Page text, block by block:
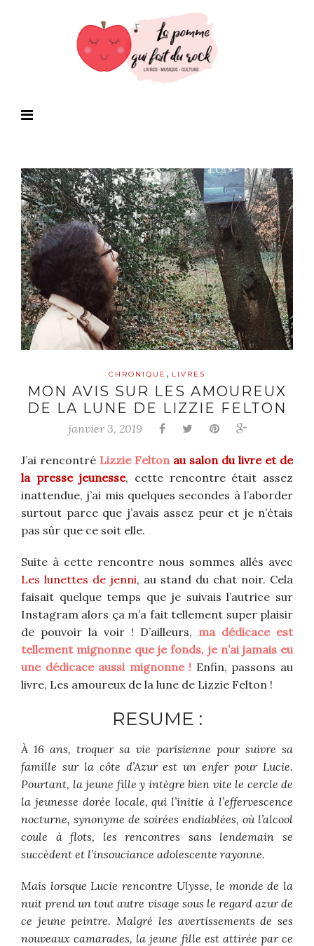
CHRONIQUE , LIVRES
MON AVIS SUR LES AMOUREUX
DE LA LUNE DE LIZZIE FELTON
janvier 3, 2019
J’ai rencontré Lizzie Felton au salon du livre et de
la presse jeunesse, cette rencontre était assez
inattendue, j’ai mis quelques secondes à l’aborder
surtout parce que j’avais assez peur et je n’étais
pas sûr que ce soit elle.
Suite à cette rencontre nous sommes allés avec
Les lunettes de jenni, au stand du chat noir. Cela
faisait quelque temps que je suivais l’autrice sur
Instagram alors ça m’a fait tellement super plaisir
de pouvoir la voir ! D’ailleurs, ma dédicace est
tellement mignonne que je fonds, je n’ai jamais eu
une dédicace aussi mignonne ! Enfin, passons au
livre, Les amoureux de la lune de Lizzie Felton !
RESUME :
À 16 ans, troquer sa vie parisienne pour suivre sa
famille sur la côte d’Azur est un enfer pour Lucie.
Pourtant, la jeune fille y intègre bien vite le cercle de
la jeunesse dorée locale, qui l’initie à l’effervescence
nocturne, synonyme de soirées endiablées, où l’alcool
coule à flots, les rencontres sans lendemain se
succèdent et l’insouciance adolescente rayonne.
Mais lorsque Lucie rencontre Ulysse, le monde de la
nuit prend un tout autre visage sous le regard azur de
ce jeune peintre. Malgré les avertissements de ses
nouveaux camarades, la jeune fille est attirée par ce